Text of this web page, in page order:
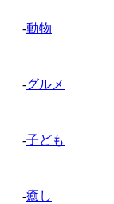
-動物
-グルメ
-子ども
-癒し